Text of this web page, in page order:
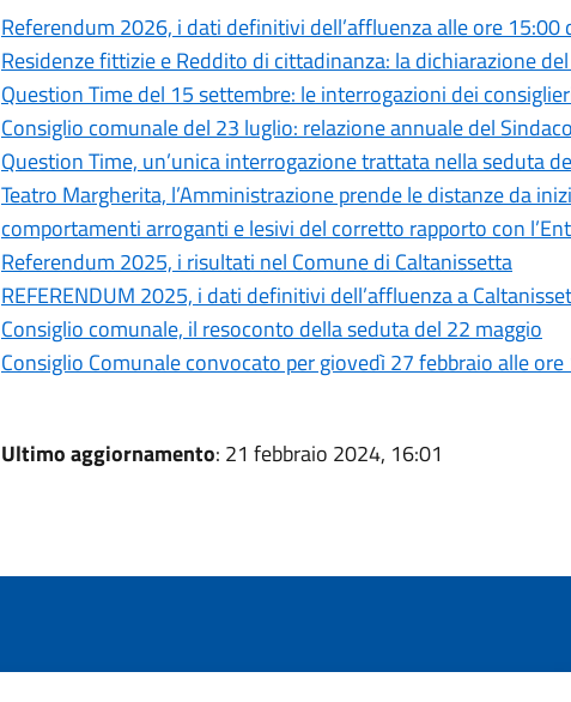
Referendum 2026, i dati definitivi dell’affluenza alle ore 15:00
Residenze fittizie e Reddito di cittadinanza: la dichiarazione
Question Time del 15 settembre: le interrogazioni dei
Consiglio comunale del 23 luglio: relazione annuale del
Question Time, un’unica interrogazione trattata nella seduta
Teatro Margherita, l’Amministrazione prende le distanze da
comportamenti arroganti e lesivi del corretto rapporto con
Referendum 2025, i risultati nel Comune di Caltanissetta
REFERENDUM 2025, i dati definitivi dell’affluenza a
Consiglio comunale, il resoconto della seduta del 22 maggio
Consiglio Comunale convocato per giovedì 27 febbraio alle
Ultimo aggiornamento: 21 febbraio 2024, 16:01